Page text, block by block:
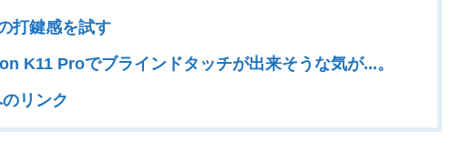
打鍵感を試す
K11 Proでブラインドタッチが出来そうな気が...。
リンク